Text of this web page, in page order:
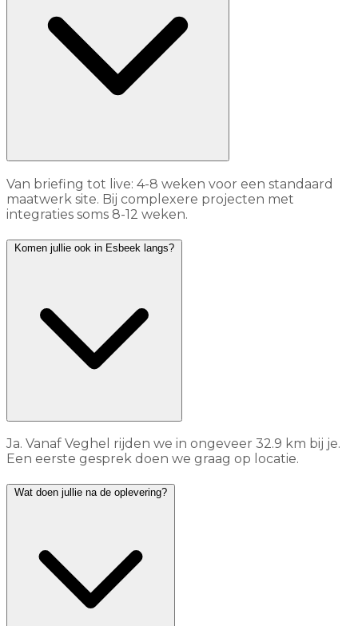
Van briefing tot live: 4-8 weken voor een standaard
maatwerk site. Bij complexere projecten met
integraties soms 8-12 weken.
Komen jullie ook in Esbeek langs?
Ja. Vanaf Veghel rijden we in ongeveer 32.9 km bij je.
Een eerste gesprek doen we graag op locatie.
Wat doen jullie na de oplevering?